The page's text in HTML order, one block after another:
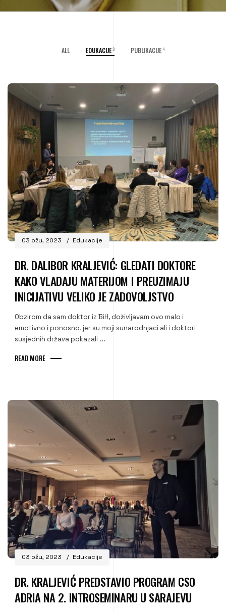
ALL EDUKACIJE 3 PUBLIKACIJE 4
03 ožu, 2023 Edukacije
DR. DALIBOR KRALJEVIĆ: GLEDATI DOKTORE
KAKO VLADAJU MATERIJOM I PREUZIMAJU
INICIJATIVU VELIKO JE ZADOVOLJSTVO
Obzirom da sam doktor iz BiH, doživljavam ovo malo i
emotivno i ponosno, jer su moji sunarodnjaci ali i doktori
susjednih država pokazali ...
READ MORE
03 ožu, 2023 Edukacije
DR. KRALJEVIĆ PREDSTAVIO PROGRAM CSO
ADRIA NA 2. INTROSEMINARU U SARAJEVU